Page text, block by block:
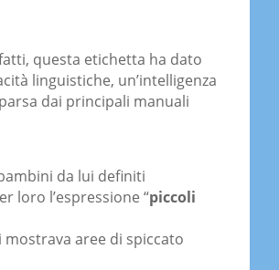
questa etichetta ha dato
linguistiche, un’intelligenza
dai principali manuali
da lui definiti
loro l’espressione “piccoli
mostrava aree di spiccato